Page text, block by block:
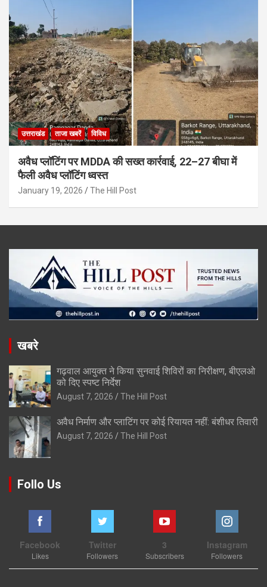
उत्तराखंड ताजा खबरें विविध
अवैध प्लॉटिंग पर MDDA की सख्त कार्रवाई, 22–27 बीघा में
फैली अवैध प्लॉटिंग ध्वस्त
January 19, 2026 The Hill Post
खबरे
गढ़वाल आयुक्त ने किया सुनवाई शिविरों का निरीक्षण, बीएलओ
को दिए स्पष्ट निर्देश
August 7, 2026 The Hill Post
अवैध निर्माण और प्लाटिंग पर कोई रियायत नहीं: बंशीधर तिवारी
August 7, 2026 The Hill Post
Follo Us
Facebook
Likes
Twitter
Followers
3
Subscribers
Instagram
Followers